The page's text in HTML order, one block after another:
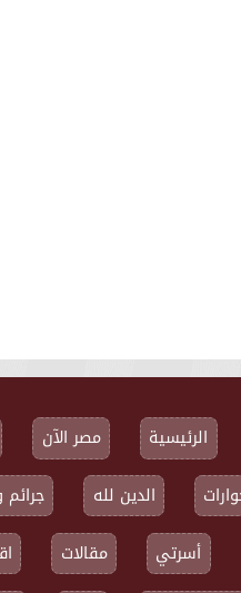
الرئيسية مصر الآن
الدين لله
أسرتي
مقالات